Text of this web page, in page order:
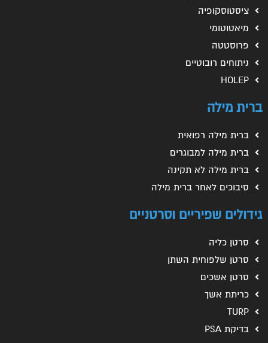
ציסטוסקופיה
מיאטוטומי
פרוסטטה
ניתוחים רובוטיים
HOLEP
ברית מילה
ברית מילה רפואית
ברית מילה למבוגרים
ברית מילה לא תקינה
סיבוכים לאחר ברית מילה
גידולים שפיריים וסרטניים
סרטן כליה
סרטן שלפוחית השתן
סרטן אשכים
כריתת אשך
TURP
בדיקת PSA